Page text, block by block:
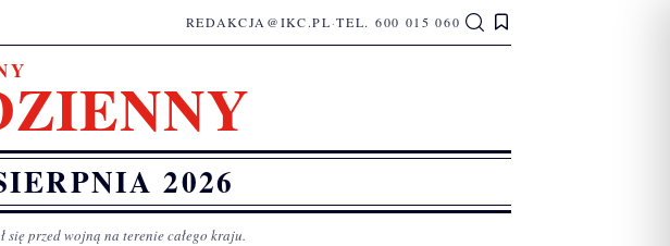
REDAKCJA@IKC.PL·TEL. 600 015 060
2026
przed wojną na terenie całego kraju.